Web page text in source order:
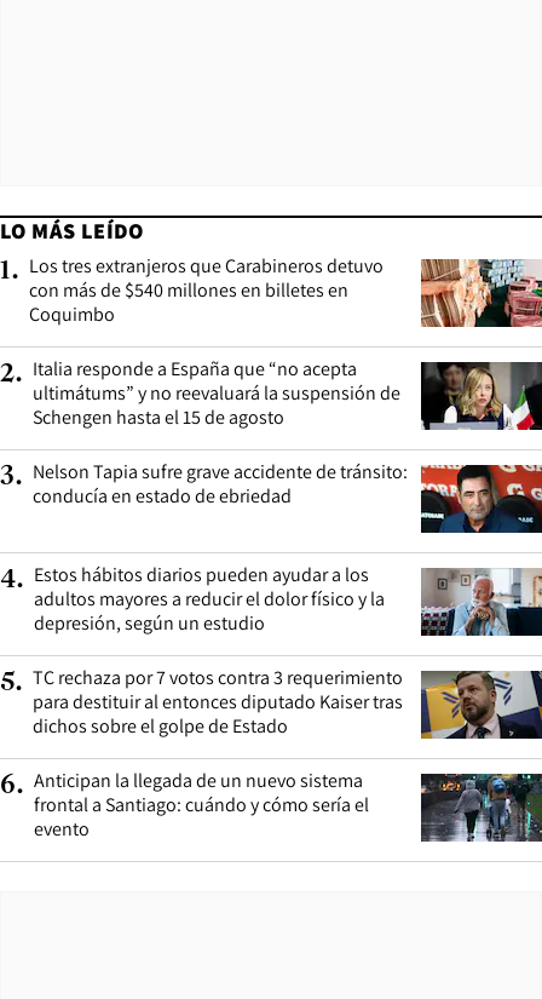
LO MÁS LEÍDO
1. Los tres extranjeros que Carabineros detuvo
con más de $540 millones en billetes en
Coquimbo
2. Italia responde a España que “no acepta
ultimátums” y no reevaluará la suspensión de
Schengen hasta el 15 de agosto
3. Nelson Tapia sufre grave accidente de tránsito:
conducía en estado de ebriedad
4. Estos hábitos diarios pueden ayudar a los
adultos mayores a reducir el dolor físico y la
depresión, según un estudio
5. TC rechaza por 7 votos contra 3 requerimiento
para destituir al entonces diputado Kaiser tras
dichos sobre el golpe de Estado
6. Anticipan la llegada de un nuevo sistema
frontal a Santiago: cuándo y cómo sería el
evento